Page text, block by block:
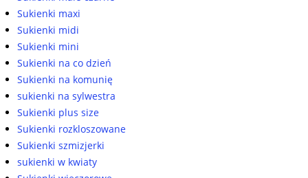
Sukienki maxi
Sukienki midi
Sukienki mini
Sukienki na co dzień
Sukienki na komunię
sukienki na sylwestra
Sukienki plus size
Sukienki rozkloszowane
Sukienki szmizjerki
sukienki w kwiaty